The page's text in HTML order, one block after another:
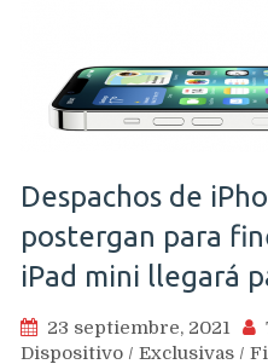
Despachos de
postergan para
iPad mini llegará
23 septiembre, 2021
Dispositivo / Exclusivas /